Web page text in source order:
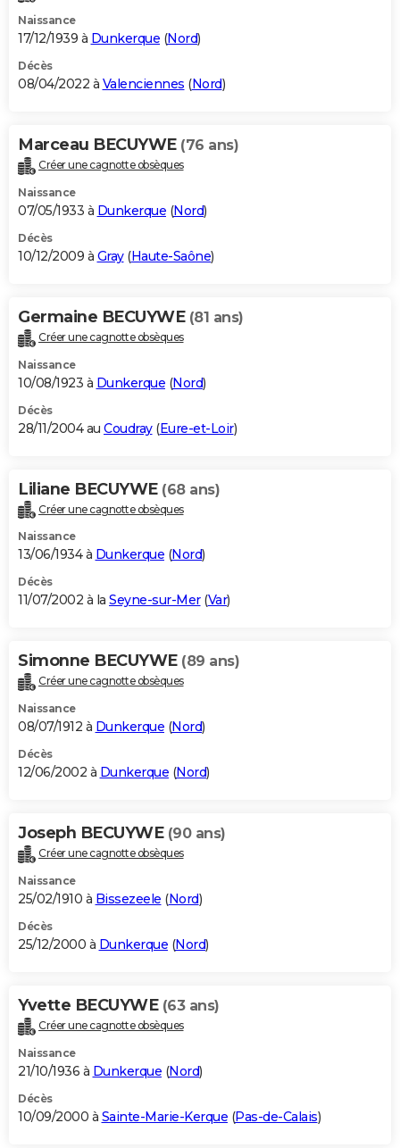
Dictionnaire
Biographies
Citations
Expressions
Proverbes
PROGRAMME TV
S'inscrire
Se connecter
Lycées
Collèges
Primaires
Universités
Entreprises
Service militaire
Avis de recherche
AVIS DE DÉCÈS
Bricolage
Lifestyle
Culture
Sport
Auto
Television
Voyage
Cinema
Naissance
17/12/1939 à Dunkerque (Nord)
Décès
08/04/2022 à Valenciennes (Nord)
Marceau BECUYWE (76 ans)
Créer une cagnotte obsèques
Naissance
07/05/1933 à Dunkerque (Nord)
Décès
10/12/2009 à Gray(Haute-Saône)
Germaine BECUYWE (81 ans)
Créer une cagnotte obsèques
Naissance
10/08/1923 à Dunkerque (Nord)
Décès
28/11/2004 au Coudray(Eure-et-Loir)
Liliane BECUYWE (68 ans)
Créer une cagnotte obsèques
Naissance
13/06/1934 à Dunkerque (Nord)
Décès
11/07/2002 à la Seyne-sur-Mer(Var)
Simonne BECUYWE (89 ans)
Créer une cagnotte obsèques
Naissance
08/07/1912 à Dunkerque (Nord)
Décès
12/06/2002 à Dunkerque (Nord)
Joseph BECUYWE (90 ans)
Créer une cagnotte obsèques
Naissance
25/02/1910 à Bissezeele (Nord)
Décès
25/12/2000 à Dunkerque (Nord)
Yvette BECUYWE (63 ans)
Créer une cagnotte obsèques
Naissance
21/10/1936 à Dunkerque (Nord)
Décès
10/09/2000 à Sainte-Marie-Kerque (Pas-de-Calais)